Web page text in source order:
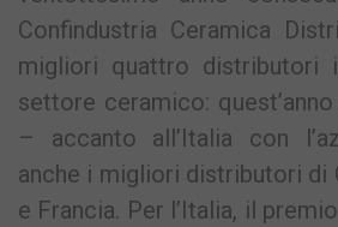
Confindustria Ceramica
migliori quattro distributori
settore ceramico:
– accanto all’Italia con
anche i migliori distributori di
e Francia. Per l’Italia, il